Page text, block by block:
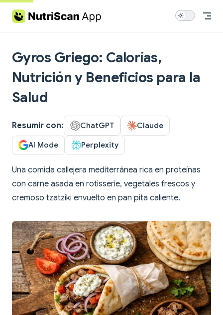
Skip to content
Gyros Griego: Calorías,
Nutrición y Beneficios para la
Salud
Resumir con: ChatGPT Claude
AI Mode Perplexity
Una comida callejera mediterránea rica en proteínas
con carne asada en rotisserie, vegetales frescos y
cremoso tzatziki envuelto en pan pita caliente.